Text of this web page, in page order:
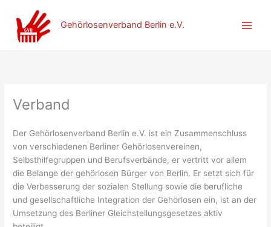
Inhalt
springen
Gehörlosenverband Berlin e.V.
Verband
Der Gehörlosenverband Berlin e.V. ist ein Zusammenschluss
von verschiedenen Berliner Gehörlosenvereinen,
Selbsthilfegruppen und Berufsverbände, er vertritt vor allem
die Belange der gehörlosen Bürger von Berlin. Er setzt sich für
die Verbesserung der sozialen Stellung sowie die berufliche
und gesellschaftliche Integration der Gehörlosen ein, ist an der
Umsetzung des Berliner Gleichstellungsgesetzes aktiv